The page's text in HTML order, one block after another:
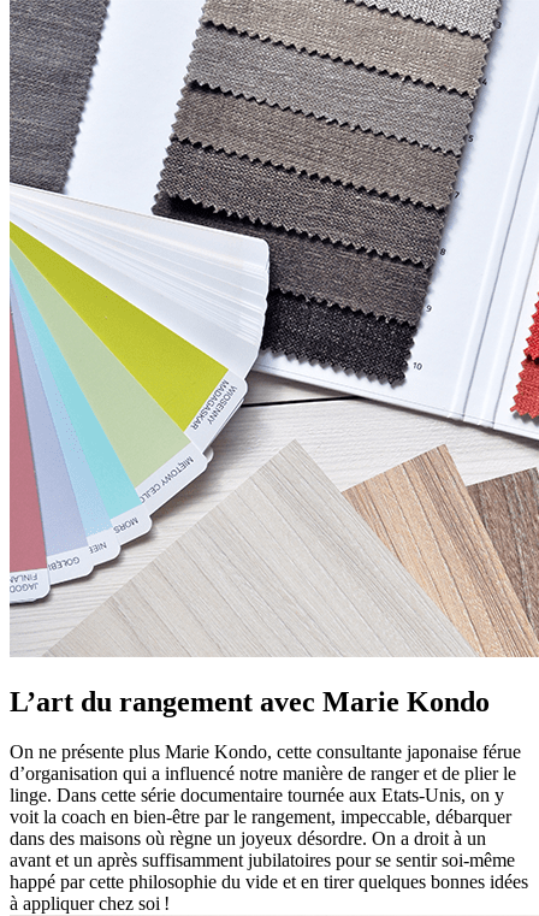
L’art du rangement avec Marie Kondo
On ne présente plus Marie Kondo, cette consultante japonaise férue
d’organisation qui a influencé notre manière de ranger et de plier le
linge. Dans cette série documentaire tournée aux Etats-Unis, on y
voit la coach en bien-être par le rangement, impeccable, débarquer
dans des maisons où règne un joyeux désordre. On a droit à un
avant et un après suffisamment jubilatoires pour se sentir soi-même
happé par cette philosophie du vide et en tirer quelques bonnes idées
à appliquer chez soi !